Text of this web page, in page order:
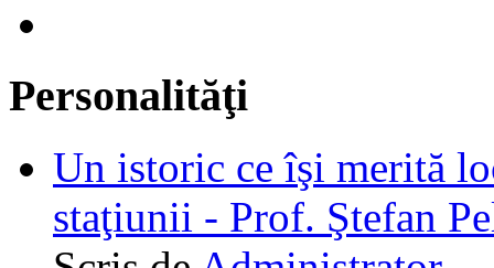
Personalităţi
Un istoric ce îşi merită
staţiunii - Prof. Ştefan